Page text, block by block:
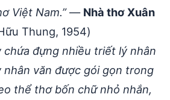
Việt Nam.”— Nhà thơ Xuân
Thung, 1954)
chứa đựng nhiều triết lý nhân
nhân văn được gói gọn trong
thể thơ bốn chữ nhỏ nhắn,